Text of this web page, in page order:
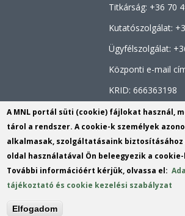
Titkárság: +36 70
Kutatószolgálat:
Ügyfélszolgálat:
Központi e-mail
KRID: 666363198
Facebook oldal:
Levéltára
László(link
sends
e-
A MNL portál süti (cookie) fájlokat használ,
tárol a rendszer. A cookie-k személyek
alkalmasak, szolgáltatásaink biztosításához
oldal használatával Ön beleegyezik a
További információért kérjük, olvassa el:
tájékoztató és cookie kezelési szabályzat
Elfogadom